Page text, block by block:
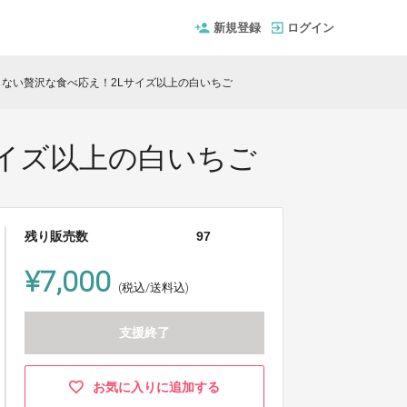
新規登録 ログイン
い贅沢な食べ応え！2Lサイズ以上の白いちご
ズ以上の白いちご
残り販売数 97
¥7,000 (税込/送料込)
支援終了
お気に入りに追加する